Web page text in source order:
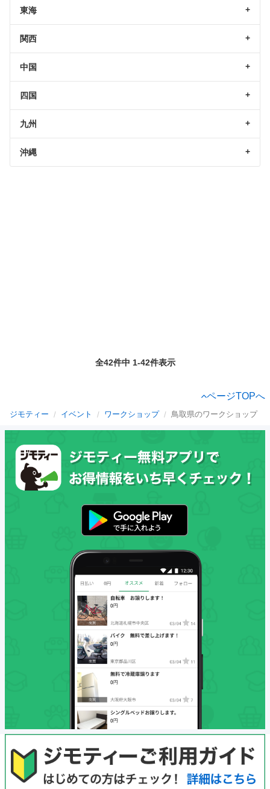
東海
関西
中国
四国
九州
沖縄
全42件中 1-42件表示
ページTOPへ
ジモティー イベント ワークショップ 鳥取県のワークショップ